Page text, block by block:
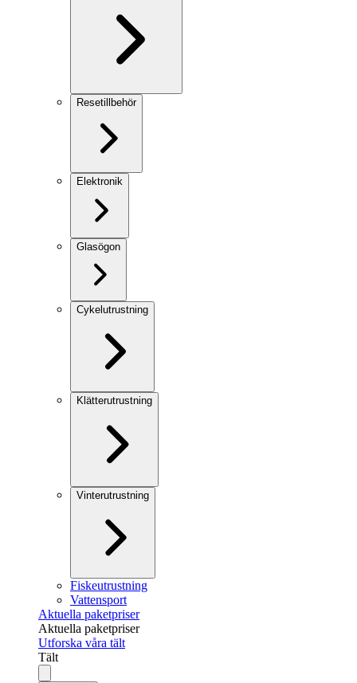
Resetillbehör
Elektronik
Glasögon
Cykelutrustning
Klätterutrustning
Vinterutrustning
Fiskeutrustning
Vattensport
Aktuella paketpriser
Aktuella paketpriser
Utforska våra tält
Tält